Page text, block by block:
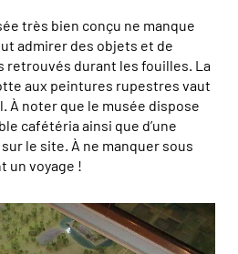
très bien conçu ne manque
admirer des objets et de
retrouvés durant les fouilles. La
aux peintures rupestres vaut
À noter que le musée dispose
cafétéria ainsi que d’une
le site. À ne manquer sous
un voyage !